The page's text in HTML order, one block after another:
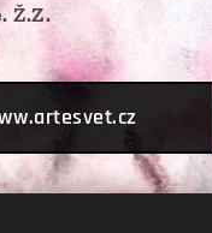
Ž.Z.